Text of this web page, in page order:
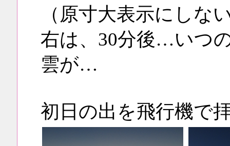
（原寸大表示にしな
右は、30分後…いつ
雲が…
初日の出を飛行機で